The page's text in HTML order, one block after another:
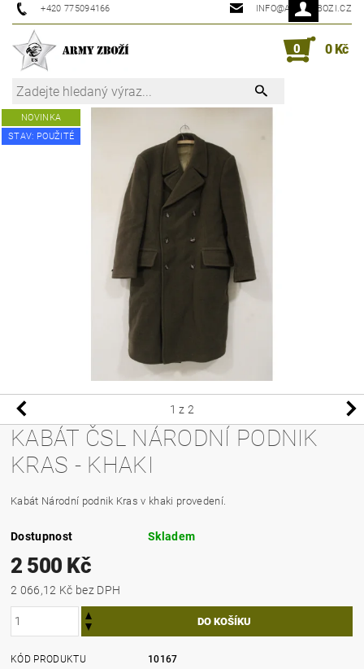
+420 775094166 INFO@ARMYZBOZI.CZ
0 0 Kč
NOVINKA
STAV: POUŽITÉ
1 z 2
KABÁT ČSL NÁRODNÍ PODNIK
KRAS - KHAKI
Kabát Národní podnik Kras v khaki provedení.
Dostupnost Skladem
2 500 Kč
2 066,12 Kč bez DPH
KÓD PRODUKTU
10167